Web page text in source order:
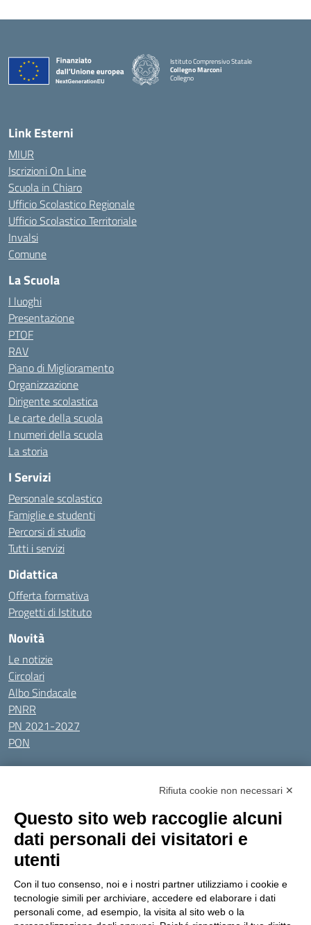
Istituto Comprensivo Statale
Collegno Marconi
Collegno
Link Esterni
MIUR
Iscrizioni On Line
Scuola in Chiaro
Ufficio Scolastico Regionale
Ufficio Scolastico Territoriale
Invalsi
Comune
La Scuola
I luoghi
Presentazione
PTOF
RAV
Piano di Miglioramento
Organizzazione
Dirigente scolastica
Le carte della scuola
I numeri della scuola
La storia
I Servizi
Personale scolastico
Famiglie e studenti
Percorsi di studio
Tutti i servizi
Didattica
Offerta formativa
Progetti di Istituto
Novità
Le notizie
Circolari
Albo Sindacale
PNRR
PN 2021-2027
PON
Tutti gli argomenti
Amministrazione Trasparente
Privacy Policy
Dichiarazione di accessibilitàObiettivi di accessibilità
Seguici su:
Indirizzo:Via Gaetano Donizetti 30, Collegno
Centralino:0114053925 Email: toic8cg002@istruzione.it
Rifiuta cookie non necessari ✕
Questo sito web raccoglie alcuni
dati personali dei visitatori e
utenti
Con il tuo consenso, noi e i nostri partner utilizziamo i cookie e
tecnologie simili per archiviare, accedere ed elaborare i dati
personali come, ad esempio, la visita al sito web o la